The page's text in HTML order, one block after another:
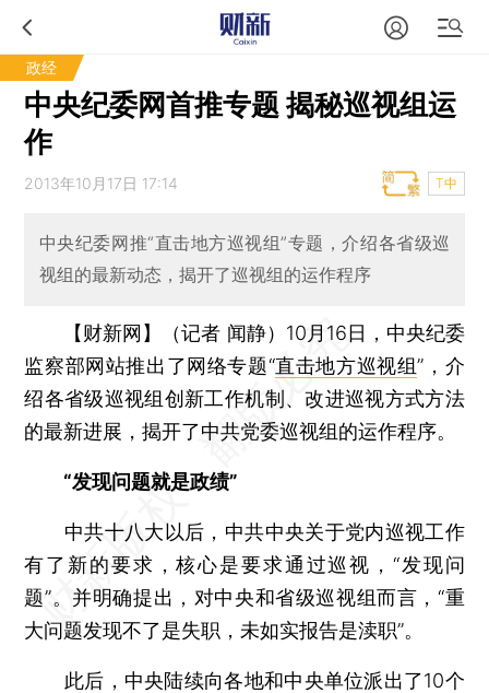
政经
中央纪委网首推专题 揭秘巡视组运
作
2013年10月17日 17:14 T中
中央纪委网推“直击地方巡视组”专题，介绍各省级巡
视组的最新动态，揭开了巡视组的运作程序
【财新网】（记者 闻静） 10月16日，中央纪委
监察部网站推出了网络专题“直击地方巡视组”，介
绍各省级巡视组创新工作机制、改进巡视方式方法
的最新进展，揭开了中共党委巡视组的运作程序。
“发现问题就是政绩”
中共十八大以后，中共中央关于党内巡视工作
有了新的要求，核心是要求通过巡视，“发现问
题”。并明确提出，对中央和省级巡视组而言，“重
大问题发现不了是失职，未如实报告是渎职”。
此后，中央陆续向各地和中央单位派出了10个